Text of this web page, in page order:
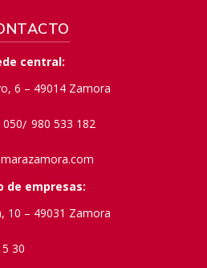
central:
6 – 49014 Zamora
/ 980 533 182
de empresas:
10 – 49031 Zamora
30